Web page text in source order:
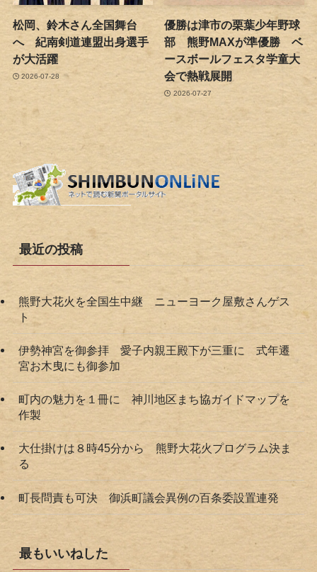
松岡、鈴木さん全国舞台
へ 紀南剣道連盟出身選手
が大活躍
2026-07-28
優勝は津市の栗葉少年野球
部 熊野MAXが準優勝 ベ
ースボールフェスタ学童大
会で熱戦展開
2026-07-27
最近の投稿
熊野大花火を全国生中継 ニューヨーク屋敷さんゲス
ト
伊勢神宮を御参拝 愛子内親王殿下が三重に 式年遷
宮お木曳にも御参加
町内の魅力を１冊に 神川地区まち協ガイドマップを
作製
大仕掛けは８時45分から 熊野大花火プログラム決ま
る
町長問責も可決 御浜町議会異例の百条委設置連発
最もいいねした